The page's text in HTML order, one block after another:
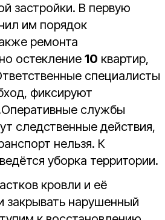
застройки. В первую
им порядок
ремонта
остекление 10 квартир,
специалисты
фиксируют
Оперативные службы
следственные действия,
нельзя. К
уборка территории.
кровли и её
закрывать нарушенный